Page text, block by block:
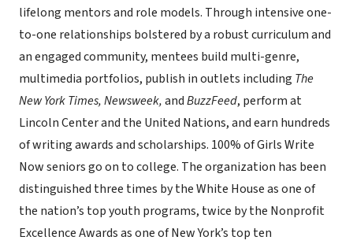
lifelong mentors and role models. Through intensive one-
to-one relationships bolstered by a robust curriculum and
an engaged community, mentees build multi-genre,
multimedia portfolios, publish in outlets including The
New York Times, Newsweek,andBuzzFeed, perform at
Lincoln Center and the United Nations, and earn hundreds
of writing awards and scholarships. 100% of Girls Write
Now seniors go on to college. The organization has been
distinguished three times by the White House as one of
the nation’s top youth programs, twice by the Nonprofit
Excellence Awards as one of New York’s top ten